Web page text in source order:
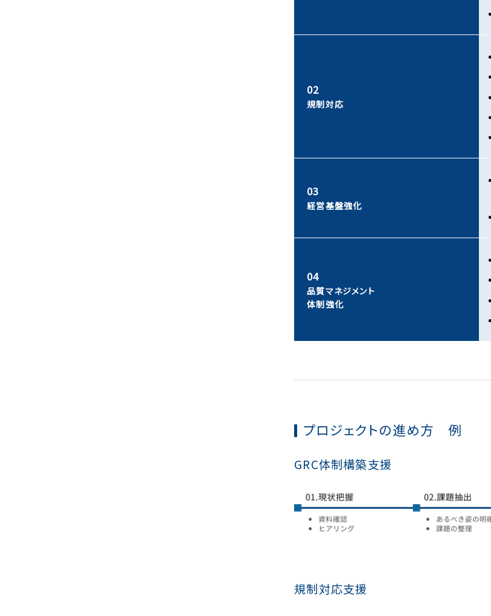
02
規制対応
03
経営基盤強化
04
品質マネジメント
体制強化
プロジェクトの進め方 例
GRC体制構築支援
規制対応支援